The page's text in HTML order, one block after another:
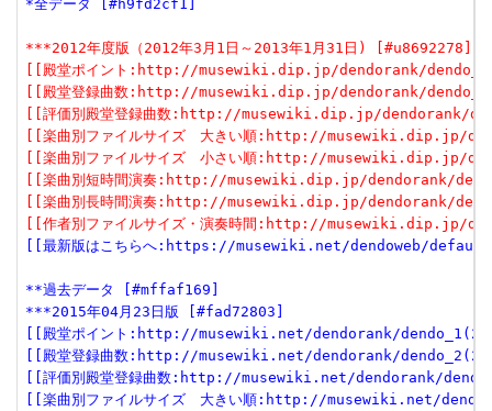
*全データ [#h9fd2cf1]
***2012年度版（2012年3月1日～2013年1月31日) [#u8692278]
[[殿堂ポイント:http://musewiki.dip.jp/dendorank/
[[殿堂登録曲数:http://musewiki.dip.jp/dendorank/
[[評価別殿堂登録曲数:http://musewiki.dip.jp/dendorank/
[[楽曲別ファイルサイズ　大きい順:http://musewiki.dip.jp/
[[楽曲別ファイルサイズ　小さい順:http://musewiki.dip.jp/
[[楽曲別短時間演奏:http://musewiki.dip.jp/dendorank/
[[楽曲別長時間演奏:http://musewiki.dip.jp/dendorank/
[[作者別ファイルサイズ・演奏時間:http://musewiki.dip.jp/
[[最新版はこちらへ:https://musewiki.net/dendoweb/
**過去データ [#mffaf169]
***2015年04月23日版 [#fad72803]
[[殿堂ポイント:http://musewiki.net/dendorank/
[[殿堂登録曲数:http://musewiki.net/dendorank/
[[評価別殿堂登録曲数:http://musewiki.net/dendorank/
[[楽曲別ファイルサイズ　大きい順:http://musewiki.net/